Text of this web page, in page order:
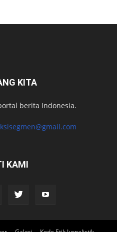
KITA
berita Indonesia.
KAMI